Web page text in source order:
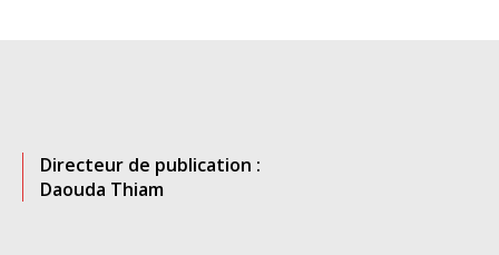
Directeur de publication :
Daouda Thiam